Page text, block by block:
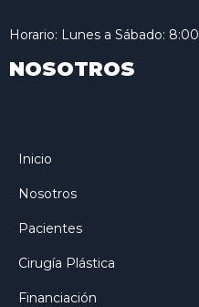
Horario: Lunes a Sábado:
NOSOTROS
Inicio
Nosotros
Pacientes
Cirugía Plástica
Financiación